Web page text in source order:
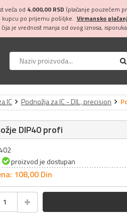
veća od 4.000,00 RSD (plaćanje pouzećem
kupcu po prijemu pošiljke. Virmansko
čija je vrednost manja od ovog iznosa,
IC Podnožja za IC - DIL, precision
DIP40 profi
proizvod je dostupan
108,00 Din